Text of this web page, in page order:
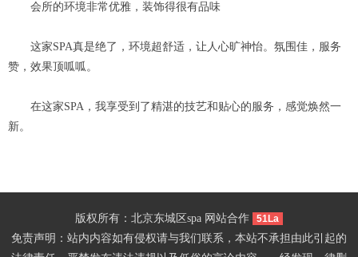
会所的环境非常优雅，装饰得很有品味
这家SPA真是绝了，环境超舒适，让人心旷神怡。氛围佳，服务
赞，效果顶呱呱。
在这家SPA，我享受到了精湛的技艺和贴心的服务，感觉焕然一
新。
版权所有：北京东城区spa 网站合作 51La
免责声明：站内内容如有侵权请与我们联系，本站不承担由此引起的